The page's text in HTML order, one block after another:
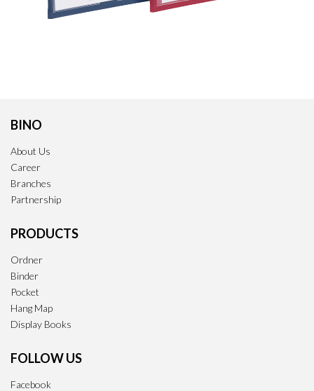
BINO
About Us
Career
Branches
Partnership
PRODUCTS
Ordner
Binder
Pocket
Hang Map
Display Books
FOLLOW US
Facebook